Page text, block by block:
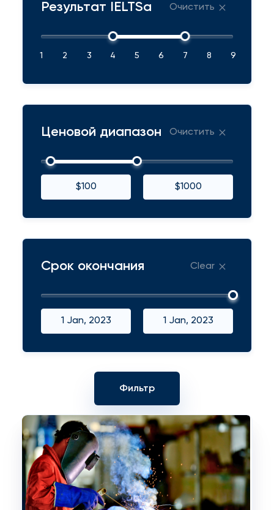
Результат IELTSа Очистить
1 2 3 4 5 6 7 8 9
Ценовой диапазон Очистить
$100 $1000
Срок окончания Clear
1 Jan, 2023 1 Jan, 2023